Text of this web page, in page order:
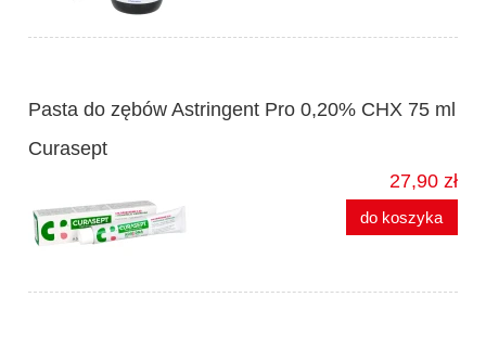
Pasta do zębów Astringent Pro 0,20% CHX 75 ml
Curasept
27,90 zł
do koszyka